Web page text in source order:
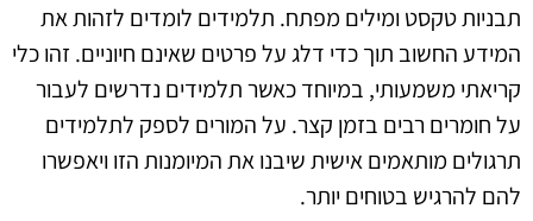
תבניות טקסט ומילים מפתח. תלמידים לומדים לזהות את
המידע החשוב תוך כדי דלג על פרטים שאינם חיוניים. זהו כלי
קריאתי משמעותי, במיוחד כאשר תלמידים נדרשים לעבור
על חומרים רבים בזמן קצר. על המורים לספק לתלמידים
תרגולים מותאמים אישית שיבנו את המיומנות הזו ויאפשרו
להם להרגיש בטוחים יותר.